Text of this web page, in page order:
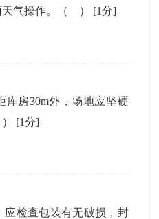
天气操作。（ ） [1分]
库房30m外，场地应坚硬
[1分]
应检查包装有无破损，封